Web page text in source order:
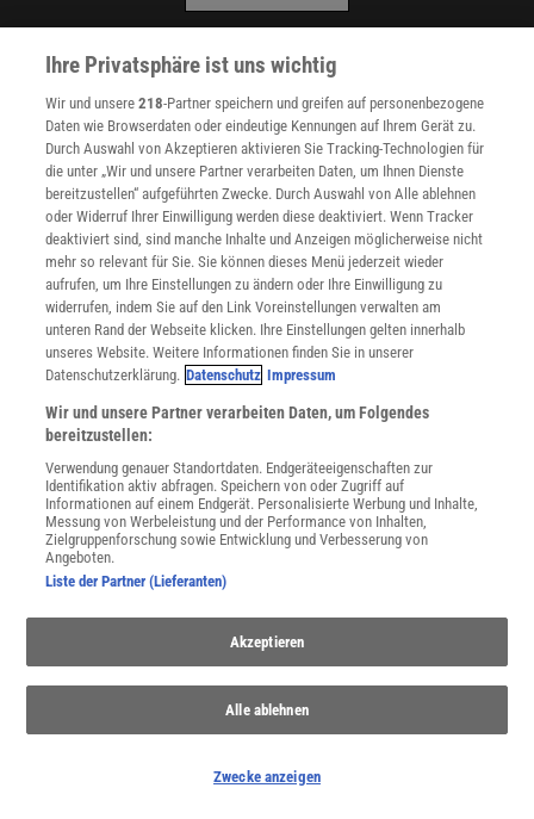
SERVICES
Newsletter
Kontakt
Spektrum Shop
Im Handel kaufen
Presse
Verträge kündigen
Widerruf
INFO
Datenschutz
Cookie-Einstellungen
Utiq verwalten
Nutzungsbasierte Onlinewerbung
Alle Artikel
Impressum
WEITERE ANGEBOTE
Angebote für Institutionen
Sprachen lernen mit Gymglish
Zugänglichkeitserklärung
Ihre Privatsphäre ist uns wichtig
Wir und unsere218-Partner speichern und greifen auf personenbezogene
Daten wie Browserdaten oder eindeutige Kennungen auf Ihrem Gerät zu.
Durch Auswahl von Akzeptieren aktivieren Sie Tracking-Technologien für
die unter „Wir und unsere Partner verarbeiten Daten, um Ihnen Dienste
bereitzustellen“ aufgeführten Zwecke. Durch Auswahl von Alle ablehnen
oder Widerruf Ihrer Einwilligung werden diese deaktiviert. Wenn Tracker
deaktiviert sind, sind manche Inhalte und Anzeigen möglicherweise nicht
mehr so relevant für Sie. Sie können dieses Menü jederzeit wieder
aufrufen, um Ihre Einstellungen zu ändern oder Ihre Einwilligung zu
widerrufen, indem Sie auf den Link Voreinstellungen verwalten am
unteren Rand der Webseite klicken. Ihre Einstellungen gelten innerhalb
unseres Website. Weitere Informationen finden Sie in unserer
Datenschutzerklärung. Datenschutz Impressum
Wir und unsere Partner verarbeiten Daten, um Folgendes
bereitzustellen:
Verwendung genauer Standortdaten. Endgeräteeigenschaften zur
Identifikation aktiv abfragen. Speichern von oder Zugriff auf
Informationen auf einem Endgerät. Personalisierte Werbung und Inhalte,
Messung von Werbeleistung und der Performance von Inhalten,
Zielgruppenforschung sowie Entwicklung und Verbesserung von
Angeboten.
Liste der Partner (Lieferanten)
Akzeptieren
Alle ablehnen
Zwecke anzeigen